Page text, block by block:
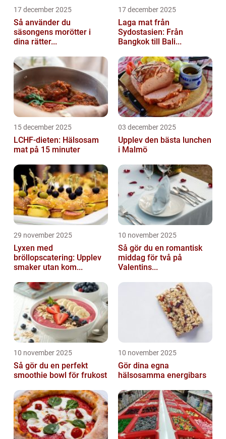
17 december 2025
Så använder du
säsongens morötter i
dina rätter...
17 december 2025
Laga mat från
Sydostasien: Från
Bangkok till Bali...
15 december 2025
LCHF-dieten: Hälsosam
mat på 15 minuter
03 december 2025
Upplev den bästa lunchen
i Malmö
29 november 2025
Lyxen med
bröllopscatering: Upplev
smaker utan kom...
10 november 2025
Så gör du en romantisk
middag för två på
Valentins...
10 november 2025
Så gör du en perfekt
smoothie bowl för frukost
10 november 2025
Gör dina egna
hälsosamma energibars